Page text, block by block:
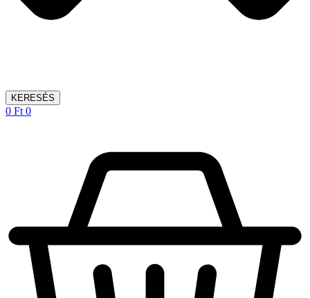
KERESÉS
0 Ft 0